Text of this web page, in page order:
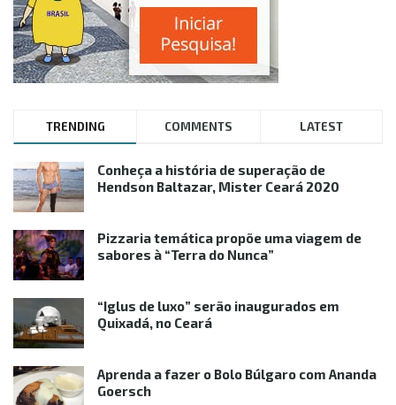
TRENDING COMMENTS LATEST
Conheça a história de superação de
Hendson Baltazar, Mister Ceará 2020
Pizzaria temática propõe uma viagem de
sabores à “Terra do Nunca”
“Iglus de luxo” serão inaugurados em
Quixadá, no Ceará
Aprenda a fazer o Bolo Búlgaro com Ananda
Goersch